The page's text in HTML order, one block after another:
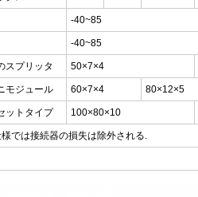
-40~85
-40~85
スプリッタ 50×7×4
モジュール 60×7×4 80×12×5
ットタイプ 100×80×10
では接続器の損失は除外される.